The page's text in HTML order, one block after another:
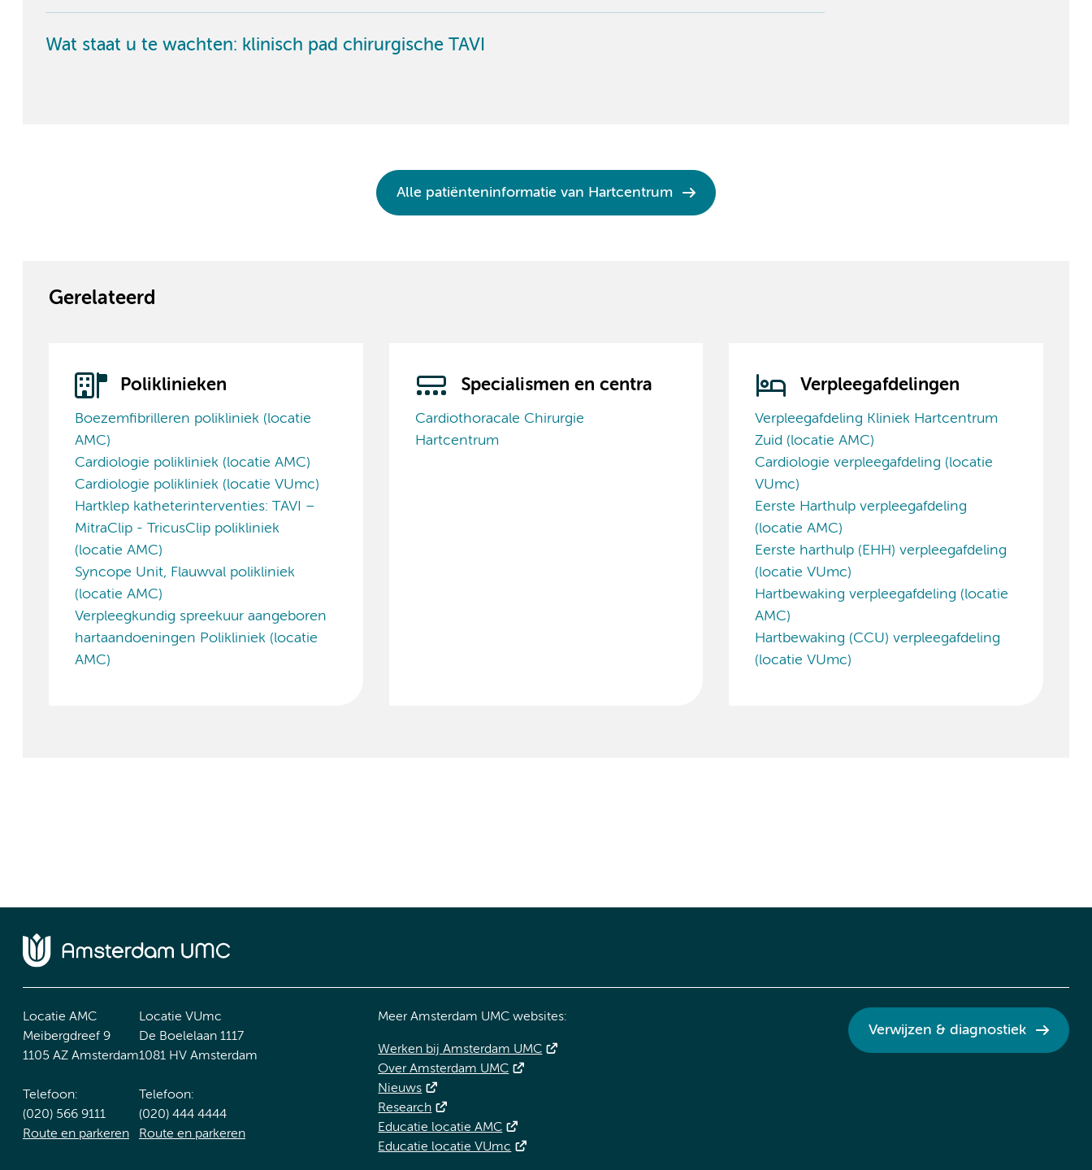
Wat staat u te wachten: klinisch pad chirurgische TAVI
Alle patiënteninformatie van Hartcentrum
Gerelateerd
Poliklinieken
Boezemfibrilleren polikliniek (locatie
AMC)
Cardiologie polikliniek (locatie AMC)
Cardiologie polikliniek (locatie VUmc)
Hartklep katheterinterventies: TAVI –
MitraClip - TricusClip polikliniek
(locatie AMC)
Syncope Unit, Flauwval polikliniek
(locatie AMC)
Verpleegkundig spreekuur aangeboren
hartaandoeningen Polikliniek (locatie
AMC)
Specialismen en centra
Cardiothoracale Chirurgie
Hartcentrum
Verpleegafdelingen
Verpleegafdeling Kliniek Hartcentrum
Zuid (locatie AMC)
Cardiologie verpleegafdeling (locatie
VUmc)
Eerste Harthulp verpleegafdeling
(locatie AMC)
Eerste harthulp (EHH) verpleegafdeling
(locatie VUmc)
Hartbewaking verpleegafdeling (locatie
AMC)
Hartbewaking (CCU) verpleegafdeling
(locatie VUmc)
Locatie AMC
Meibergdreef 9
1105 AZ Amsterdam
Telefoon:
(020) 566 9111
Route en parkeren
Locatie VUmc
De Boelelaan 1117
1081 HV Amsterdam
Telefoon:
(020) 444 4444
Route en parkeren
Meer Amsterdam UMC websites:
Werken bij Amsterdam UMC
Over Amsterdam UMC
Nieuws
Research
Educatie locatie AMC
Educatie locatie VUmc
Verwijzen & diagnostiek